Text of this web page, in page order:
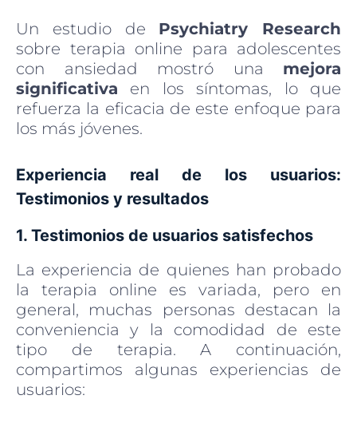
Un estudio de Psychiatry Research
sobre terapia online para adolescentes
con ansiedad mostró una mejora
significativa en los síntomas, lo que
refuerza la eficacia de este enfoque para
los más jóvenes.
Experiencia real de los usuarios:
Testimonios y resultados
1. Testimonios de usuarios satisfechos
La experiencia de quienes han probado
la terapia online es variada, pero en
general, muchas personas destacan la
conveniencia y la comodidad de este
tipo de terapia. A continuación,
compartimos algunas experiencias de
usuarios: